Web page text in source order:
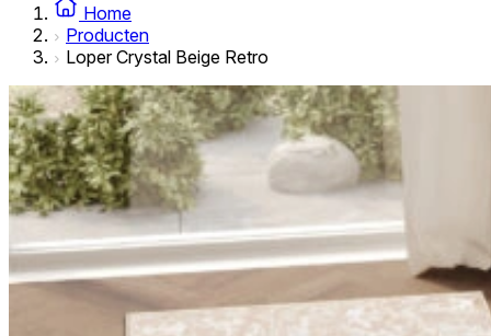
Home
Producten
Loper Crystal Beige Retro
interessant zijn voor de individuele gebruiker en
Niet-geclassificeerde cookies zijn cookies die in het